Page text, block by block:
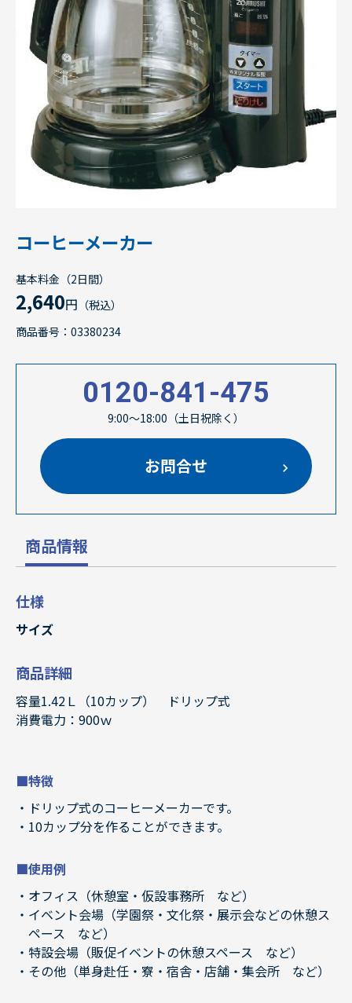
コーヒーメーカー
基本料金（2日間）
2,640円 （税込）
商品番号：03380234
0120-841-475
9:00～18:00（土日祝除く）
お問合せ
商品情報
仕様
サイズ
商品詳細
容量1.42Ｌ（10カップ） ドリップ式
消費電力：900ｗ
■特徴
ドリップ式のコーヒーメーカーです。
10カップ分を作ることができます。
■使用例
オフィス（休憩室・仮設事務所 など）
イベント会場（学園祭・文化祭・展示会などの休憩ス
ペース など）
特設会場（販促イベントの休憩スペース など）
その他（単身赴任・寮・宿舎・店舗・集会所 など）